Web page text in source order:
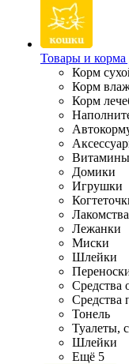
Товары и корма
Корм
Корм
Корм
Витамины
Домики
Игрушки
Лакомства
Лежанки
Миски
Шлейки
Средства
Средства
Тонель
Туалеты,
Шлейки
Ещё 5